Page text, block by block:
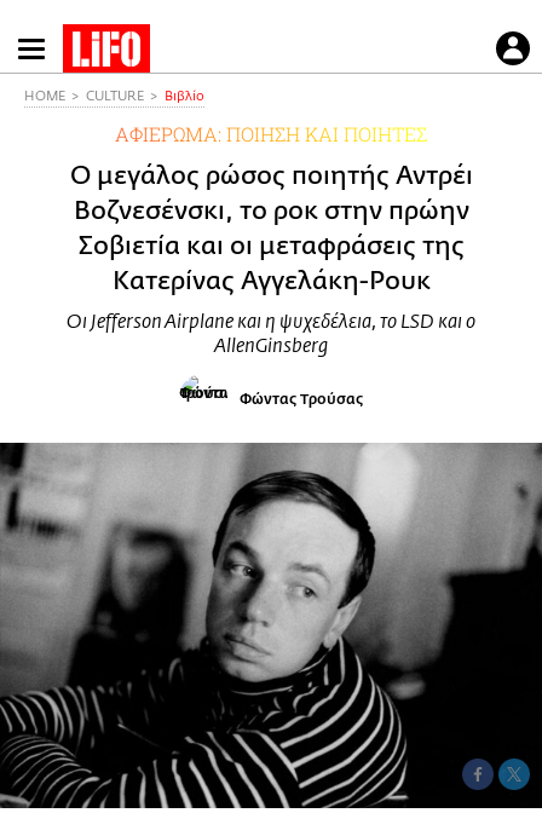
Παράκαμψη
προς
HOME CULTURE Βιβλίο
ΑΦΙΕΡΩΜΑ: ΠΟΙΗΣΗ ΚΑΙ ΠΟΙΗΤΕΣ
Ο μεγάλος ρώσος ποιητής Αντρέι
Βοζνεσένσκι, το ροκ στην πρώην
Σοβιετία και οι μεταφράσεις της
Κατερίνας Αγγελάκη-Ρουκ
Οι Jefferson Airplane και η ψυχεδέλεια, το LSD και ο
AllenGinsberg
Φώντας Τρούσας